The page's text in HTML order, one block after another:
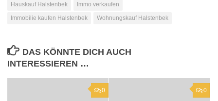
Hauskauf Halstenbek
Immo verkaufen
Immobilie kaufen Halstenbek
Wohnungskauf Halstenbek
DAS KÖNNTE DICH AUCH
INTERESSIEREN …
0 0